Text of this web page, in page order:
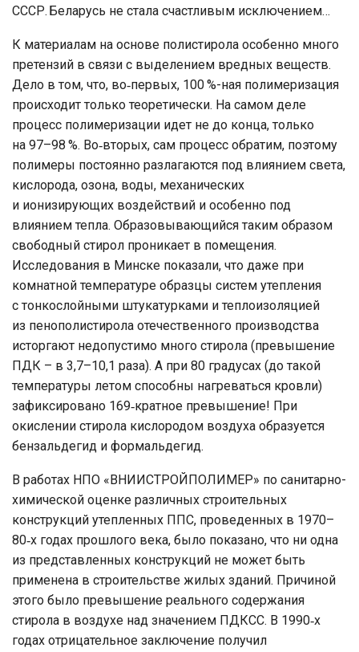
СССР. Беларусь не стала счастливым исключением…
К материалам на основе полистирола особенно много
претензий в связи с выделением вредных веществ.
Дело в том, что, во‑первых, 100 %-ная полимеризация
происходит только теоретически. На самом деле
процесс полимеризации идет не до конца, только
на 97–98 %. Во‑вторых, сам процесс обратим, поэтому
полимеры постоянно разлагаются под влиянием света,
кислорода, озона, воды, механических
и ионизирующих воздействий и особенно под
влиянием тепла. Образовывающийся таким образом
свободный стирол проникает в помещения.
Исследования в Минске показали, что даже при
комнатной температуре образцы систем утепления
с тонкослойными штукатурками и теплоизоляцией
из пенополистирола отечественного производства
исторгают недопустимо много стирола (превышение
ПДК – в 3,7–10,1 раза). А при 80 градусах (до такой
температуры летом способны нагреваться кровли)
зафиксировано 169‑кратное превышение! При
окислении стирола кислородом воздуха образуется
бензальдегид и формальдегид.
В работах НПО «ВНИИСТРОЙПОЛИМЕР» по санитарно-
химической оценке различных строительных
конструкций утепленных ППС, проведенных в 1970–
80‑х годах прошлого века, было показано, что ни одна
из представленных конструкций не может быть
применена в строительстве жилых зданий. Причиной
этого было превышение реального содержания
стирола в воздухе над значением ПДКСС. В 1990‑х
годах отрицательное заключение получил